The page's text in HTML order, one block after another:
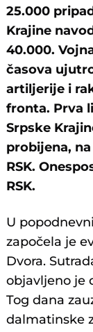
25.000
Krajine
40.000.
časova
artiljerije i
fronta. Prva
Srpske
probijena,
RSK.
RSK.
U
započela je
Dvora.
objavljeno je
Tog dana
dalmatinske